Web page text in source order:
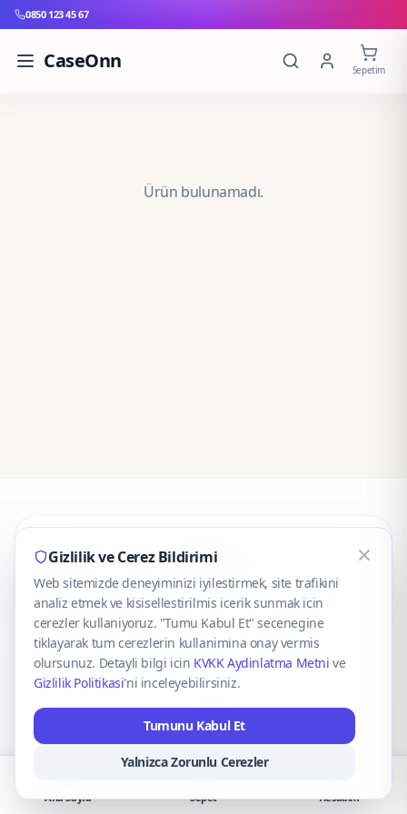
0850 123 45 67
CaseOnn Sepetim
Ürün bulunamadı.
CaseOnn
© 2025 CaseOnn. Tüm hakları saklıdır.
VISA Mastercard
Gizlilik ve Cerez Bildirimi
Web sitemizde deneyiminizi iyilestirmek, site trafikini
analiz etmek ve kisisellestirilmis icerik sunmak icin
cerezler kullaniyoruz. "Tumu Kabul Et" secenegine
tiklayarak tum cerezlerin kullanimina onay vermis
olursunuz. Detayli bilgi icin KVKK Aydinlatma Metni ve
Gizlilik Politikasi'ni inceleyebilirsiniz.
Tumunu Kabul Et
Yalnizca Zorunlu Cerezler
Ana Sayfa Sepet Hesabım